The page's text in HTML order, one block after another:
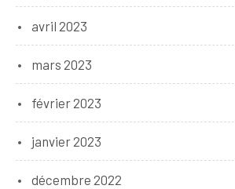
avril 2023
mars 2023
février 2023
janvier 2023
décembre 2022